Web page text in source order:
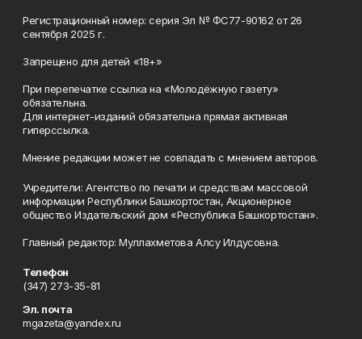
Регистрационный номер: серия Эл № ФС77-90162 от 26
сентября 2025 г.
Запрещено для детей «18+»
При перепечатке ссылка на «Молодёжную газету»
обязательна.
Для интернет-изданий обязательна прямая активная
гиперссылка.
Мнение редакции может не совпадать с мнением авторов.
Учредители: Агентство по печати и средствам массовой
информации Республики Башкортостан, Акционерное
общество Издательский дом «Республика Башкортостан».
Главный редактор: Муллахметова Алсу Илдусовна.
Телефон
(347) 273-35-81
Эл. почта
mgazeta@yandex.ru